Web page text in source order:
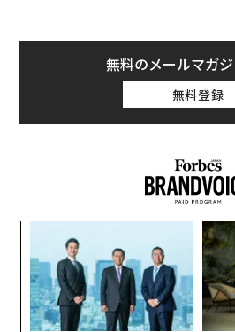
無料のメールマガ
無料登録